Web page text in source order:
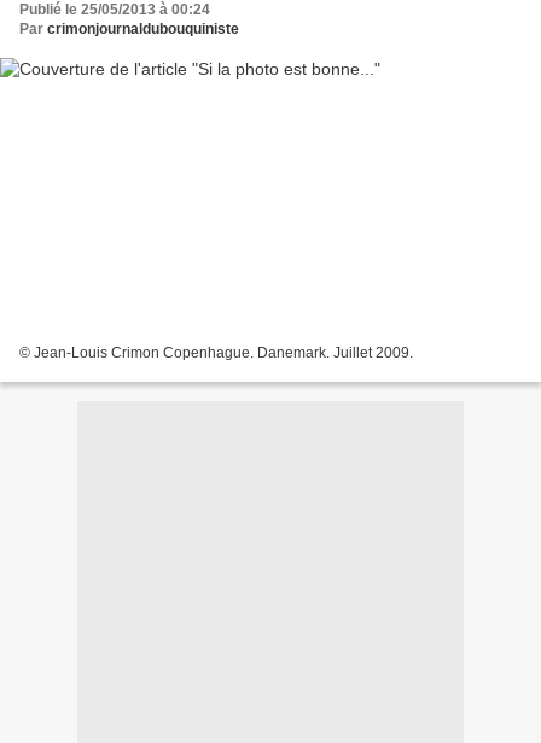
Publié le 25/05/2013 à 00:24
Par crimonjournaldubouquiniste
© Jean-Louis Crimon Copenhague. Danemark. Juillet 2009.